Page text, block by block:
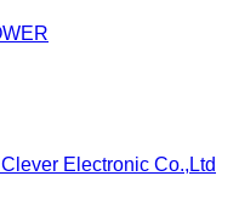
Electronic Co.,Ltd